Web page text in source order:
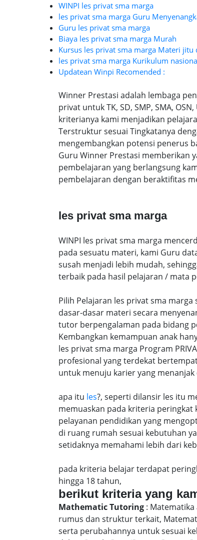
WINPI les privat sma marga
les privat sma marga Guru
Guru les privat sma marga
Biaya les privat sma marga Murah
Kursus les privat sma marga Materi jitu
les privat sma marga Kurikulum
Updatean Winpi Recomended :
Winner Prestasi adalah lembaga
privat untuk TK, SD, SMP, SMA,
kriterianya kami menjadikan
Terstruktur sesuai Tingkatanya
mengembangkan potensi penerus
Guru Winner Prestasi memberikan
pembelajaran yang berlangsung
pembelajaran dengan beraktifitas
les privat sma marga
WINPI les privat sma marga
pada sesuatu materi, kami Guru
susah menjadi lebih mudah,
terbaik pada hasil pelajaran / mata
Pilih Pelajaran les privat sma
dasar-dasar materi secara
tutor berpengalaman pada bidang
Kembangkan kemampuan anak
les privat sma marga Program
profesional yang terdekat
untuk menuju karier yang menanjak
apa itu les?, seperti dilansir les itu
memuaskan pada kriteria peringkat
pelayanan pendidikan yang
di ruang rumah sesuai kebutuhan
setidaknya memahami lebih dari
pada kriteria belajar terdapat
hingga 18 tahun,
berikut kriteria yang
Mathematic Tutoring :
rumus dan struktur terkait,
serta perubahannya untuk sesuai